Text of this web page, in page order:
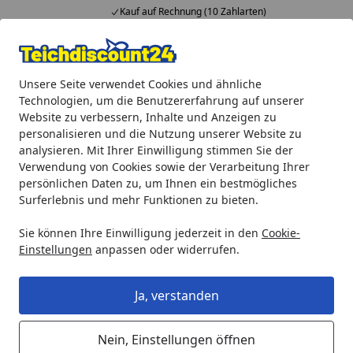
Unsere Seite verwendet Cookies und ähnliche
Technologien, um die Benutzererfahrung auf unserer
Website zu verbessern, Inhalte und Anzeigen zu
personalisieren und die Nutzung unserer Website zu
analysieren. Mit Ihrer Einwilligung stimmen Sie der
Verwendung von Cookies sowie der Verarbeitung Ihrer
persönlichen Daten zu, um Ihnen ein bestmögliches
Surferlebnis und mehr Funktionen zu bieten.
Sie können Ihre Einwilligung jederzeit in den Cookie-
Einstellungen anpassen oder widerrufen.
Ja, verstanden
Nein, Einstellungen öffnen
Kauf auf Rechnung (10 Zahlarten)
Alle Produkte
Mein Konto
Suchen
Startseite
Oase Ersatzteil Ersatzpuffer für PondoMax 8000 / 11000
Oase Ersatzteil Ersatzpuffer für
PondoMax 8000 / 11000 (21729)